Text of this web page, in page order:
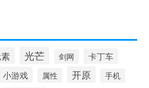
光芒 剑网 卡丁车
小游戏 属性 开原 手机